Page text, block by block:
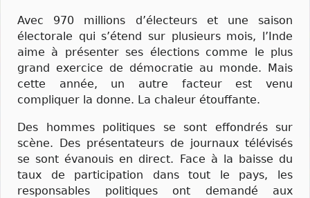
Avec 970 millions d’électeurs et une saison
électorale qui s’étend sur plusieurs mois, l’Inde
aime à présenter ses élections comme le plus
grand exercice de démocratie au monde. Mais
cette année, un autre facteur est venu
compliquer la donne. La chaleur étouffante.
Des hommes politiques se sont effondrés sur
scène. Des présentateurs de journaux télévisés
se sont évanouis en direct. Face à la baisse du
taux de participation dans tout le pays, les
responsables politiques ont demandé aux